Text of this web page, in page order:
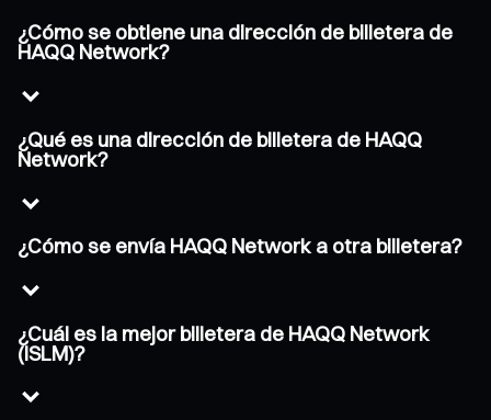
¿Cómo se obtiene una dirección de billetera de
HAQQ Network?
¿Qué es una dirección de billetera de HAQQ
Network?
¿Cómo se envía HAQQ Network a otra billetera?
¿Cuál es la mejor billetera de HAQQ Network
(ISLM)?